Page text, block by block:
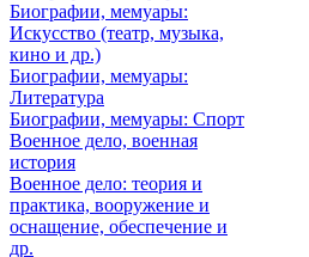
Биографии, мемуары:
Искусство (театр, музыка,
кино и др.)
Биографии, мемуары:
Литература
Биографии, мемуары: Спорт
Военное дело, военная
история
Военное дело: теория и
практика, вооружение и
оснащение, обеспечение и
др.